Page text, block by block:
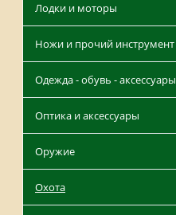
Лодки и моторы
Ножи и прочий инструмент
Одежда - обувь - аксессуары
Оптика и аксессуары
Оружие
Охота